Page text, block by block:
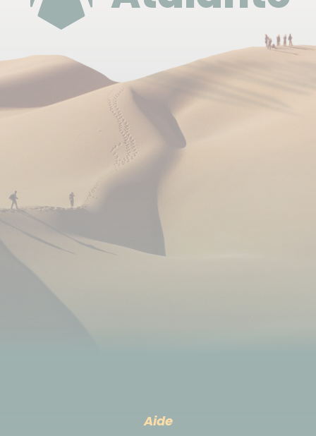
Pour le Kenya, prévoir 30 $ par jour par guide
chauffeur, à diviser par le nombre de participants
au voyage. En aucun cas ces indications ne sont
obligatoires, le pourboire n'est pas un dû et n'est
jamais un salaire.
Aide